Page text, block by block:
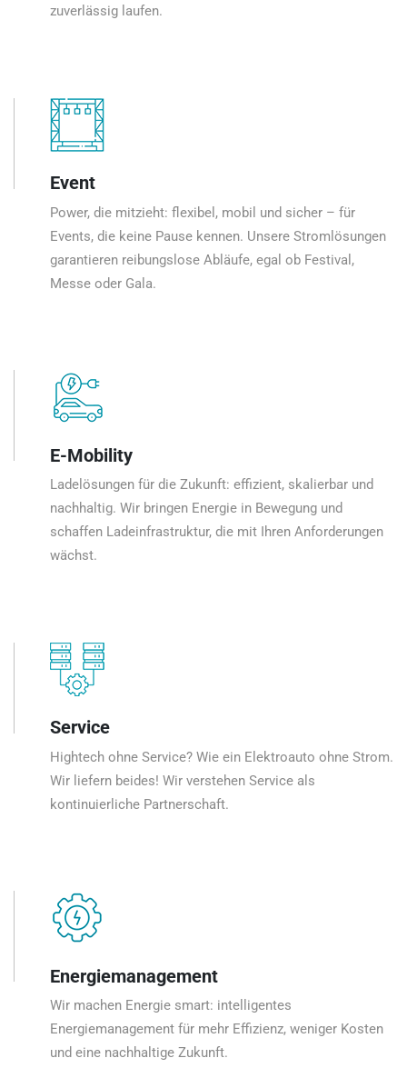
zuverlässig laufen.
Event
Power, die mitzieht: flexibel, mobil und sicher – für
Events, die keine Pause kennen. Unsere Stromlösungen
garantieren reibungslose Abläufe, egal ob Festival,
Messe oder Gala.
E-Mobility
Ladelösungen für die Zukunft: effizient, skalierbar und
nachhaltig. Wir bringen Energie in Bewegung und
schaffen Ladeinfrastruktur, die mit Ihren Anforderungen
wächst.
Service
Hightech ohne Service? Wie ein Elektroauto ohne Strom.
Wir liefern beides! Wir verstehen Service als
kontinuierliche Partnerschaft.
Energiemanagement
Wir machen Energie smart: intelligentes
Energiemanagement für mehr Effizienz, weniger Kosten
und eine nachhaltige Zukunft.